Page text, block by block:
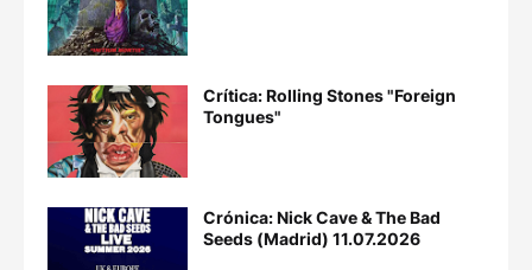
Crítica: Rolling Stones "Foreign
Tongues"
Crónica: Nick Cave & The Bad
Seeds (Madrid) 11.07.2026